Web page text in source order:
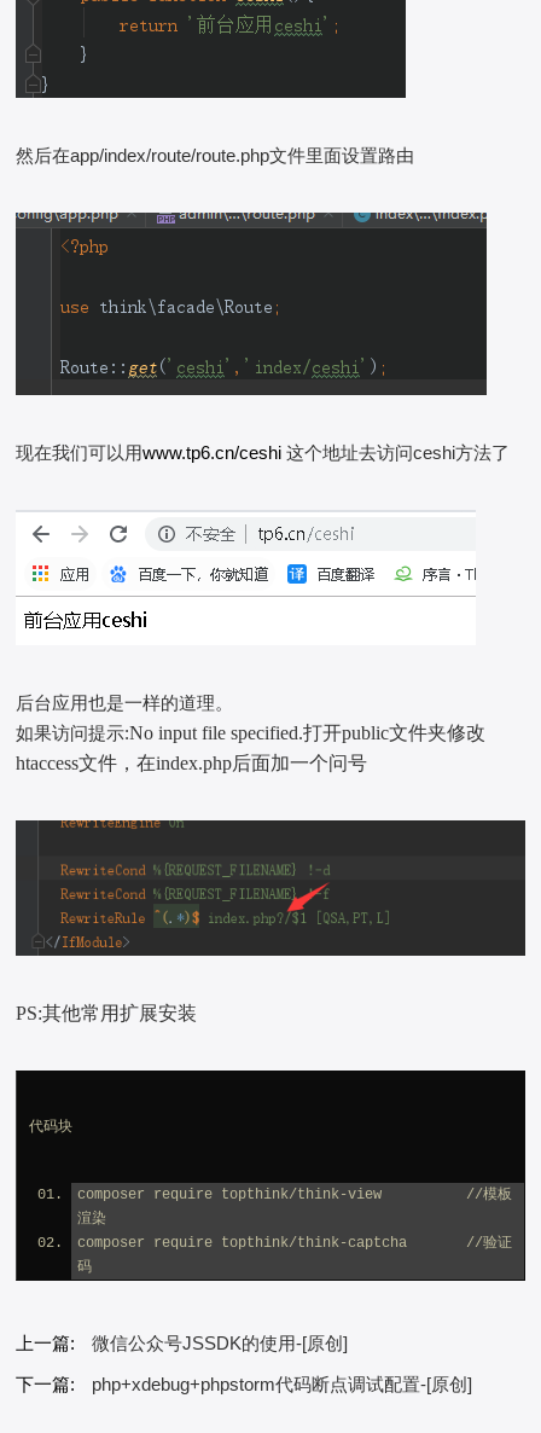
然后在app/index/route/route.php文件里面设置路由
现在我们可以用www.tp6.cn/ceshi 这个地址去访问ceshi方法了
后台应用也是一样的道理。
如果访问提示:No input file specified.打开public文件夹修改
htaccess文件，在index.php后面加一个问号
PS:其他常用扩展安装
代码块
composer require topthink/think-view          //模板
渲染
composer require topthink/think-captcha       //验证
码
上一篇:
微信公众号JSSDK的使用-[原创]
下一篇:
php+xdebug+phpstorm代码断点调试配置-[原创]